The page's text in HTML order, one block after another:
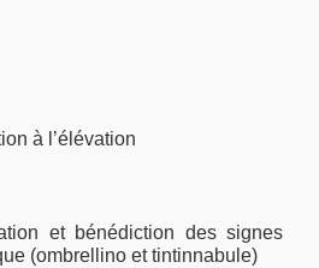
à l’élévation
et bénédiction des signes
(ombrellino et tintinnabule)